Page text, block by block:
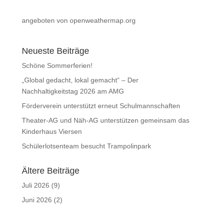
angeboten von openweathermap.org
Neueste Beiträge
Schöne Sommerferien!
„Global gedacht, lokal gemacht“ – Der
Nachhaltigkeitstag 2026 am AMG
Förderverein unterstützt erneut Schulmannschaften
Theater-AG und Näh-AG unterstützen gemeinsam das
Kinderhaus Viersen
Schülerlotsenteam besucht Trampolinpark
Ältere Beiträge
Juli 2026 (9)
Juni 2026 (2)